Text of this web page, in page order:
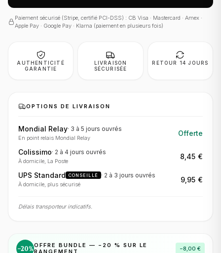
Paiement sécurisé (Stripe, certifié PCI-DSS) : CB Visa · Mastercard · Amex ·
Apple Pay · Google Pay · Klarna (paiement en plusieurs fois)
AUTHENTICITÉ
GARANTIE
LIVRAISON
SÉCURISÉE
RETOUR 14 JOURS
OPTIONS DE LIVRAISON
Mondial Relay· 3 à 5 jours ouvrés
En point relais Mondial Relay
Offerte
Colissimo· 2 à 4 jours ouvrés
À domicile, La Poste
8,45 €
UPS Standard CONSEILLÉ · 2 à 3 jours ouvrés
À domicile, plus sécurisé
9,95 €
Délais transporteur indicatifs.
−20%OFFRE BUNDLE — − 20 % SUR LE
RANGEMENT
−8,00 €